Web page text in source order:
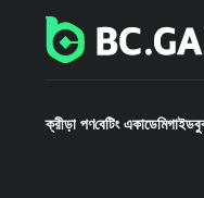
ক্রীড়া পণবেটিং একাডেমি